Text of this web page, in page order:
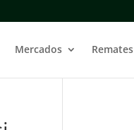
Mercados Remates